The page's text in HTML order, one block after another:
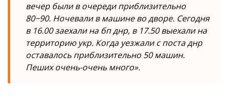
вечер были в очереди приблизительно
80−90. Ночевали в машине во дворе. Сегодня
в 16.00 заехали на бп днр, в 17.50 выехали на
территорию укр. Когда уезжали с поста днр
оставалось приблизительно 50 машин.
Пеших очень-очень много».